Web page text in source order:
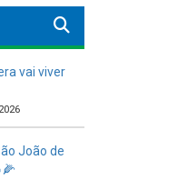
vai viver
João de